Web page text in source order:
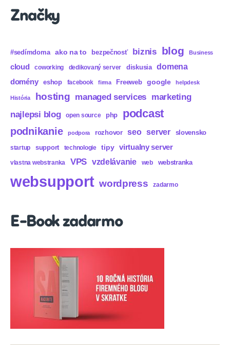
Značky
#sedímdoma ako na to bezpečnosť biznis blog Business
cloud coworking dedikovaný server diskusia domena
domény eshop facebook firma Freeweb google helpdesk
História hosting managed services marketing
najlepsi blog open source php podcast
podnikanie podpora rozhovor seo server slovensko
startup support technologie tipy virtualny server
vlastna webstranka VPS vzdelávanie web webstranka
websupport wordpress zadarmo
E-Book zadarmo